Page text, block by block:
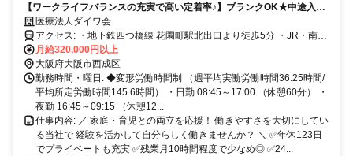
【ワークライフバランスの充実で高い定着率♪】ブランクOK★中途入社
半数以上★残業少なめ＆年間休日123日／24時間託児所完備／昇給・賞
与あり／施設優待など福利厚生充実！
医療法人ダイワ会
アクセス: ・地下鉄四つ橋線 花園町駅北出口より徒歩5分 ・JR・南海
線 新今宮駅西出口より徒歩8分
月給320,000円以上
大阪府大阪市西成区
勤務時間・曜日: ◆変形労働時間制 （週平均実働労働時間36.25時間/
平均所定労働時間145.6時間） ・日勤 08:45～17:00 （休憩60分） ・
夜勤 16:45～09:15 （休憩12...
仕事内容: ／ 家庭・育児との両立を応援！ 働きやすさを大切にしてい
る当社で 経験を活かし​て自分らしく働きませんか？ ＼ ✅年休123日
でプライベートも充実 ✅残業月10時間程度で少なめ◎ ✅24...